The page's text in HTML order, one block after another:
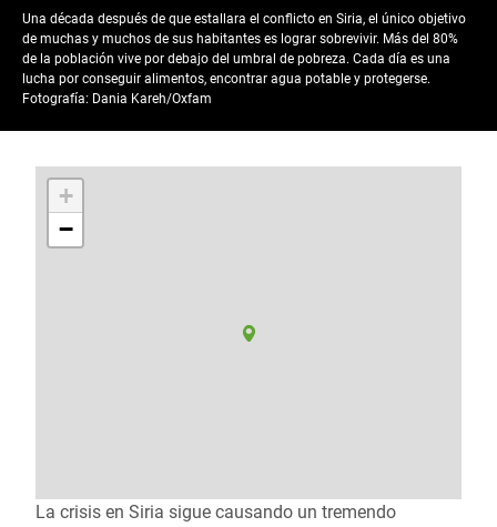
Una década después de que estallara el conflicto en Siria, el único objetivo
de muchas y muchos de sus habitantes es lograr sobrevivir. Más del 80%
de la población vive por debajo del umbral de pobreza. Cada día es una
lucha por conseguir alimentos, encontrar agua potable y protegerse.
Fotografía: Dania Kareh/Oxfam
+
−
La crisis en Siria sigue causando un tremendo